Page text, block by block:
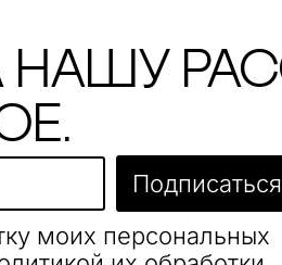
моих персональных
Подписаться